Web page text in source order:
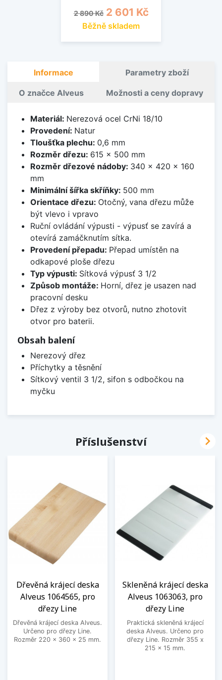
Běžná cena
2 890 Kč Cena
2 601 Kč
Běžně skladem
Informace Parametry zboží
O značce Alveus Možnosti a ceny dopravy
Materiál: Nerezová ocel CrNi 18/10
Provedení: Natur
Tloušťka plechu: 0,6 mm
Rozměr dřezu: 615 x 500 mm
Rozměr dřezové nádoby: 340 x 420 x 160
mm
Minimální šířka skříňky: 500 mm
Orientace dřezu: Otočný, vana dřezu může
být vlevo i vpravo
Ruční ovládání výpusti - výpusť se zavírá a
otevírá zamáčknutím sítka.
Provedení přepadu: Přepad umístěn na
odkapové ploše dřezu
Typ výpusti: Sítková výpusť 3 1/2
Způsob montáže: Horní, dřez je usazen nad
pracovní desku
Dřez z výroby bez otvorů, nutno zhotovit
otvor pro baterii.
Obsah balení
Nerezový dřez
Příchytky a těsnění
Sítkový ventil 3 1/2, sifon s odbočkou na
myčku
Příslušenství
Dřevěná krájecí deska
Alveus 1064565, pro
dřezy Line
Dřevěná krájecí deska Alveus.
Určeno pro dřezy Line.
Rozměr 220 x 360 x 25 mm.
Skleněná krájecí deska
Alveus 1063063, pro
dřezy Line
Praktická skleněná krájecí
deska Alveus. Určeno pro
dřezy Line. Rozměr 355 x
215 x 15 mm.
